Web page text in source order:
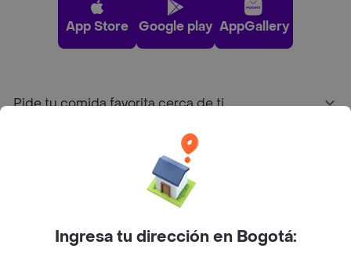
App Store Google play AppGallery
Pide tu comida favorita cerca de ti
Sobre RappiIngresa tu dirección en Bogotá: